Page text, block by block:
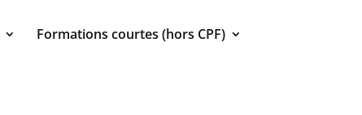
Formations courtes (hors CPF)